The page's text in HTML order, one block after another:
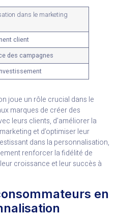
dans le marketing
client
des campagnes
joue un rôle crucial dans le
marques de créer des
leurs clients, d’améliorer la
et d’optimiser leur
dans la personnalisation,
renforcer la fidélité de
croissance et leur succès à
en